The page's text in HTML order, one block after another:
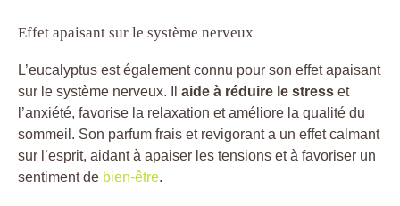
Effet apaisant sur le système nerveux
L’eucalyptus est également connu pour son effet apaisant
sur le système nerveux. Il aide à réduire le stress et
l’anxiété, favorise la relaxation et améliore la qualité du
sommeil. Son parfum frais et revigorant a un effet calmant
sur l’esprit, aidant à apaiser les tensions et à favoriser un
sentiment de bien-être.